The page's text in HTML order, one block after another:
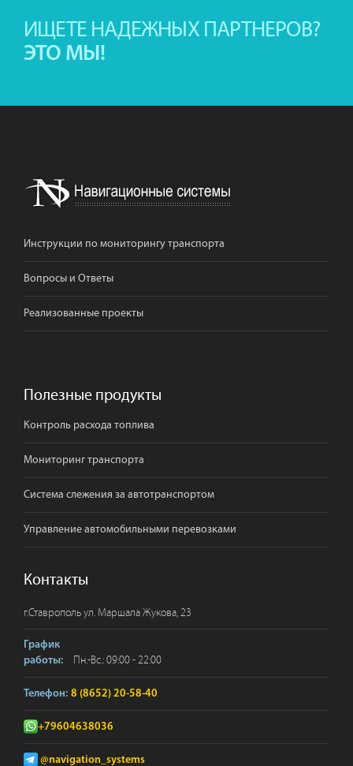
ИЩЕТЕ НАДЕЖНЫХ ПАРТНЕРОВ?
ЭТО МЫ!
Инструкции по мониторингу транспорта
Вопросы и Ответы
Реализованные проекты
Полезные продукты
Контроль расхода топлива
Мониторинг транспорта
Система слежения за автотранспортом
Управление автомобильными перевозками
Контакты
г.Ставропольул. Маршала Жукова, 23
График
работы:
Пн.-Вс.: 09:00 - 22:00
Телефон: 8 (8652) 20-58-40
+79604638036
@navigation_systems